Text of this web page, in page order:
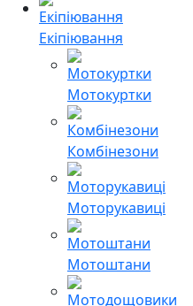
Екіпіювання
Мотокуртки
Комбінезони
Моторукавиці
Мотоштани